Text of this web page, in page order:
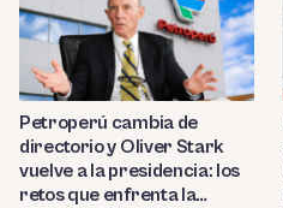
Petroperú cambia de
directorio y Oliver Stark
vuelve a la presidencia: los
retos que enfrenta la